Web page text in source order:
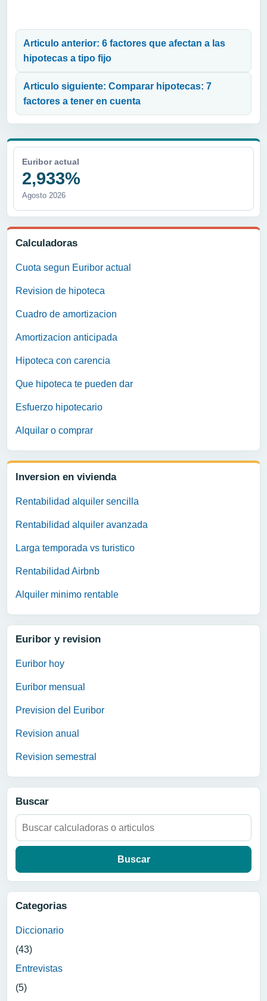
Euribor actual
2,933%
Agosto 2026
Calculadoras
Cuota segun Euribor actual
Revision de hipoteca
Cuadro de amortizacion
Amortizacion anticipada
Hipoteca con carencia
Que hipoteca te pueden dar
Esfuerzo hipotecario
Alquilar o comprar
Inversion en vivienda
Rentabilidad alquiler sencilla
Rentabilidad alquiler avanzada
Larga temporada vs turistico
Rentabilidad Airbnb
Alquiler minimo rentable
Euribor y revision
Euribor hoy
Euribor mensual
Prevision del Euribor
Revision anual
Revision semestral
Buscar
Buscar:
Categorias
Diccionario
(43)
Entrevistas
(5)
Articulo anterior: 6 factores que afectan a las
hipotecas a tipo fijo
Articulo siguiente: Comparar hipotecas: 7
factores a tener en cuenta